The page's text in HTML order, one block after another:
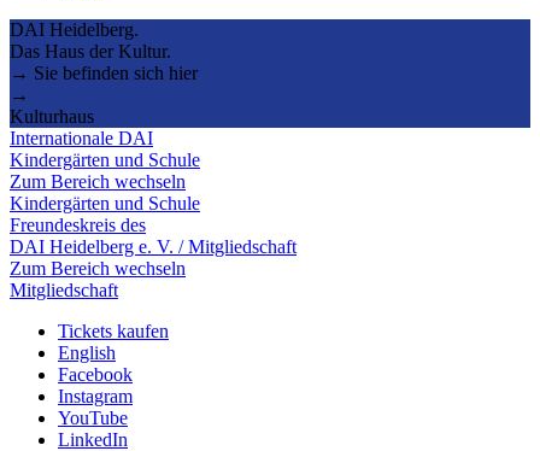
DAI Heidelberg.
Das Haus der Kultur.
→ Sie befinden sich hier
→
Kulturhaus
Internationale DAI
Kindergärten und Schule
Zum Bereich wechseln
Kindergärten und Schule
Freundeskreis des
DAI Heidelberg e. V. / Mitgliedschaft
Zum Bereich wechseln
Mitgliedschaft
Tickets kaufen
English
Facebook
Instagram
YouTube
LinkedIn